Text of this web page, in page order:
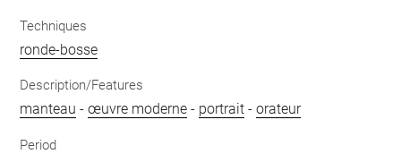
Techniques
ronde-bosse
Description/Features
manteau -œuvre moderne - portrait -orateur
Period